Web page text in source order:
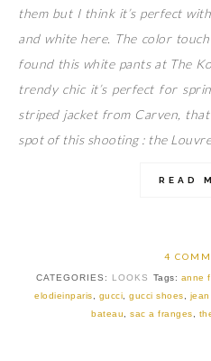
them but I think it’s perfect
and white here. The color
found this white pants at The
trendy chic it’s perfect for
striped jacket from Carven,
spot of this shooting : the
READ
4
CATEGORIES: LOOKS Tags: anne
elodieinparis
gucci ,gucci shoes
bateau
,sac a franges